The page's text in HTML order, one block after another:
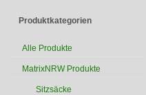
Produktkategorien
Alle Produkte
MatrixNRW Produkte
Sitzsäcke